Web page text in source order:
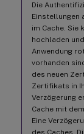
Die
Einstellungen
im Cache. Sie
hochladen
Anwendung
vorhanden
des neuen
Zertifikats in
Verzögerung
Cache mit
Eine
des Caches.